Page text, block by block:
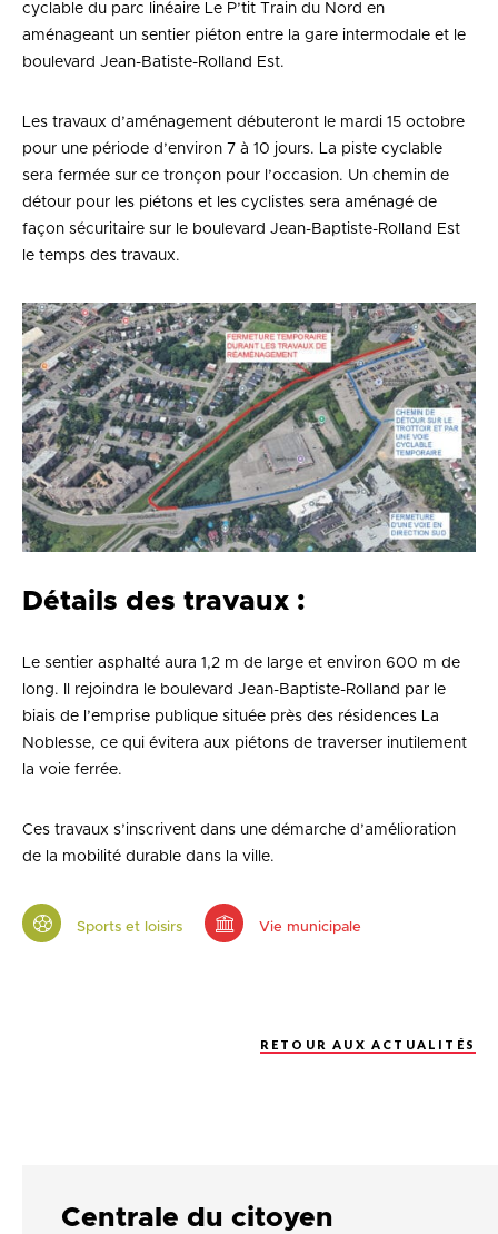
cyclable du parc linéaire Le P’tit Train du Nord en
aménageant un sentier piéton entre la gare intermodale et le
boulevard Jean-Batiste-Rolland Est.
Les travaux d’aménagement débuteront le mardi 15 octobre
pour une période d’environ 7 à 10 jours. La piste cyclable
sera fermée sur ce tronçon pour l’occasion. Un chemin de
détour pour les piétons et les cyclistes sera aménagé de
façon sécuritaire sur le boulevard Jean-Baptiste-Rolland Est
le temps des travaux.
Détails des travaux :
Le sentier asphalté aura 1,2 m de large et environ 600 m de
long. Il rejoindra le boulevard Jean-Baptiste-Rolland par le
biais de l’emprise publique située près des résidences La
Noblesse, ce qui évitera aux piétons de traverser inutilement
la voie ferrée.
Ces travaux s’inscrivent dans une démarche d’amélioration
de la mobilité durable dans la ville.
Sports et loisirs Vie municipale
RETOUR AUX ACTUALITÉS
Centrale du citoyen